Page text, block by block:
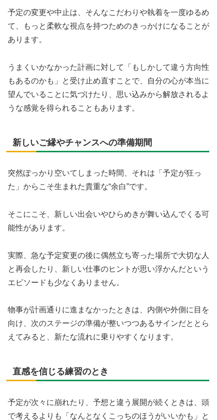
予定の変更や中止は、そんなこだわりや執着を一度ゆるめ
て、もっと柔軟な視点を持つためのきっかけになることが
あります。
うまくいかなかった計画に対して「もしかして違う方向性
もあるのかも」と受け止め直すことで、自分の心が本当に
望んでいることに気づけたり、思い込みから解放されるよ
うな感覚を得られることもあります。
新しいご縁やチャンスへの準備期間
突然ぽっかり空いてしまった時間、それは「予定が狂っ
た」からこそ生まれた貴重な“余白”です。
そこにこそ、新しい出会いやひらめきが舞い込んでくる可
能性があります。
実際、急な予定変更の後に偶然立ち寄った場所で大切な人
と再会したり、新しい仕事のヒントが思い浮かんだという
エピソードも少なくありません。
物事が計画通りに進まなかったときは、内側や外側に目を
向け、次のステージの準備が整いつつあるサインだととら
えてみると、新たな流れに乗りやすくなります。
直感を信じる練習のとき
予定が次々に崩れたり、予想と違う展開が続くときは、頭
で考えるよりも「なんとなくこっちのほうがいいかも」と